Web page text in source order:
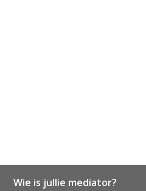
Wie is jullie mediator?